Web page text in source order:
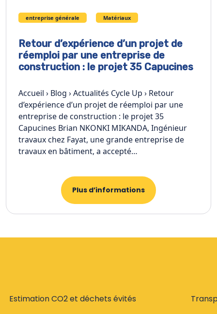
entreprise générale Matériaux
Retour d’expérience d’un projet de
réemploi par une entreprise de
construction : le projet 35 Capucines
Accueil › Blog › Actualités Cycle Up › Retour
d’expérience d’un projet de réemploi par une
entreprise de construction : le projet 35
Capucines Brian NKONKI MIKANDA, Ingénieur
travaux chez Fayat, une grande entreprise de
travaux en bâtiment, a accepté…
Plus d’informations
Estimation CO2 et déchets évités